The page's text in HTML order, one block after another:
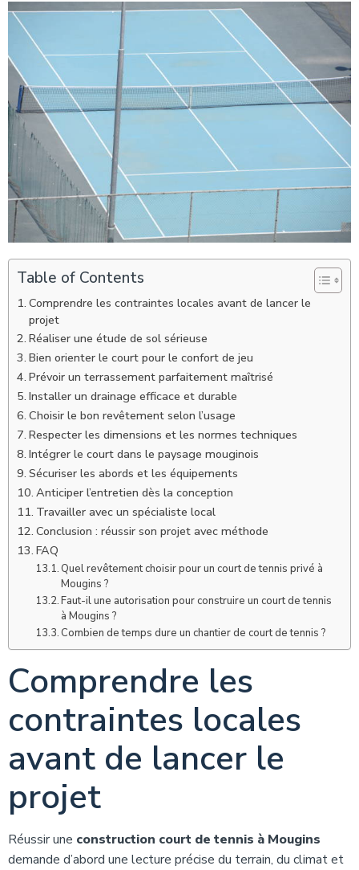
Table of Contents
Comprendre les contraintes locales avant de lancer le
projet
Réaliser une étude de sol sérieuse
Bien orienter le court pour le confort de jeu
Prévoir un terrassement parfaitement maîtrisé
Installer un drainage efficace et durable
Choisir le bon revêtement selon l’usage
Respecter les dimensions et les normes techniques
Intégrer le court dans le paysage mouginois
Sécuriser les abords et les équipements
Anticiper l’entretien dès la conception
Travailler avec un spécialiste local
Conclusion : réussir son projet avec méthode
FAQ
Quel revêtement choisir pour un court de tennis privé à
Mougins ?
Faut-il une autorisation pour construire un court de tennis
à Mougins ?
Combien de temps dure un chantier de court de tennis ?
Comprendre les
contraintes locales
avant de lancer le
projet
Réussir une construction court de tennis à Mougins
demande d’abord une lecture précise du terrain, du climat et